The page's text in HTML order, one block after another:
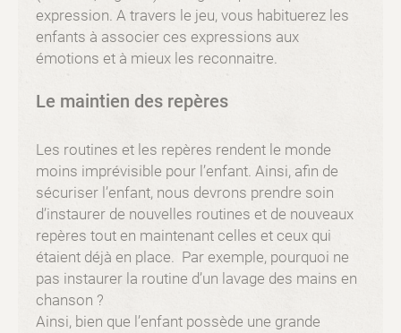
expression. A travers le jeu, vous habituerez les
enfants à associer ces expressions aux
émotions et à mieux les reconnaitre.
Le maintien des repères
Les routines et les repères rendent le monde
moins imprévisible pour l’enfant. Ainsi, afin de
sécuriser l’enfant, nous devrons prendre soin
d’instaurer de nouvelles routines et de nouveaux
repères tout en maintenant celles et ceux qui
étaient déjà en place. Par exemple, pourquoi ne
pas instaurer la routine d’un lavage des mains en
chanson ?
Ainsi, bien que l’enfant possède une grande